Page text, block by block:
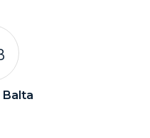
C
Cicu